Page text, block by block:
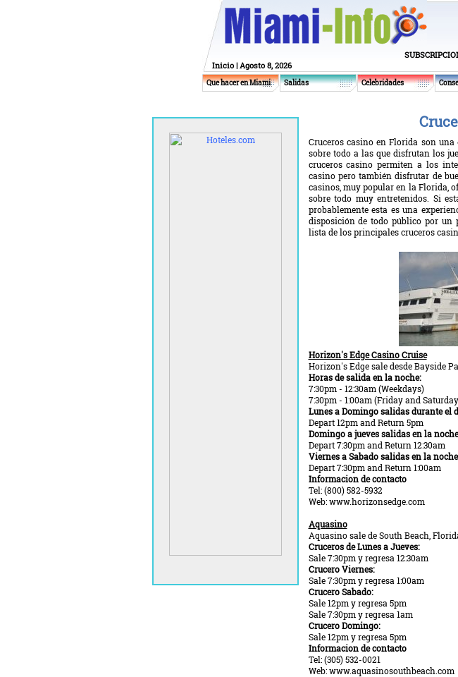
Inicio | Agosto 8, 2026
Que hacer en Miami Salidas Celebridades
Cruceros casino en Florida son
sobre todo a las que disfrutan los
cruceros casino permiten a los
casino pero también disfrutar de
casinos, muy popular en la Florida,
sobre todo muy entretenidos. Si
probablemente esta es una
disposición de todo público por un
lista de los principales cruceros
Horizon's Edge Casino Cruise
Horizon's Edge sale desde Bayside
Horas de salida en la noche:
7:30pm - 12:30am (Weekdays)
7:30pm - 1:00am (Friday and
Lunes a Domingo salidas durante el
Depart 12pm and Return 5pm
Domingo a jueves salidas en la
Depart 7:30pm and Return 12:30am
Viernes a Sabado salidas en la
Depart 7:30pm and Return 1:00am
Informacion de contacto
Tel: (800) 582-5932
Web: www.horizonsedge.com
Aquasino
Aquasino sale de South Beach,
Cruceros de Lunes a Jueves:
Sale 7:30pm y regresa 12:30am
Crucero Viernes:
Sale 7:30pm y regresa 1:00am
Crucero Sabado:
Sale 12pm y regresa 5pm
Sale 7:30pm y regresa 1am
Crucero Domingo:
Sale 12pm y regresa 5pm
Informacion de contacto
Tel: (305) 532-0021
Web: www.aquasinosouthbeach.com